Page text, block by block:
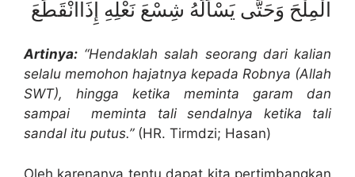
الْمِلْحَ وَحَتَّى يَسْاَلَهُ شِسْعَ نَعْلِهِ إِذَاانْقَطَعَ
Artinya: “Hendaklah salah seorang dari kalian
selalu memohon hajatnya kepada Robnya (Allah
SWT), hingga ketika meminta garam dan
sampai meminta tali sendalnya ketika tali
sandal itu putus.”(HR. Tirmdzi; Hasan)
Oleh karenanya tentu dapat kita pertimbangkan